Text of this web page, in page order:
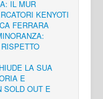
IL MUR
KENYOTI
FERRARA
LA SUA
E
SOLD OUT E